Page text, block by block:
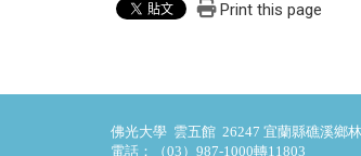
Print this page
佛光大學 雲五館 26247 宜蘭縣礁溪鄉
電話：（03）987-1000轉11803